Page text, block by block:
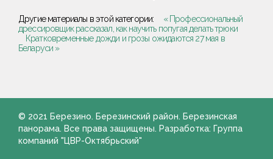
Другие материалы в этой категории:
« Профессиональный
дрессировщик рассказал, как научить попугая делать трюки
Кратковременные дожди и грозы ожидаются 27 мая в
Беларуси »
© 2021 Березино. Березинский район. Березинская
панорама. Все права защищены. Разработка: Группа
компаний "ЦВР-Октябрьский"